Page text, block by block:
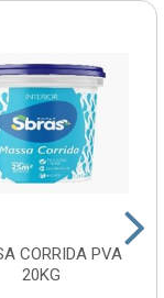
CORRIDA PVA
20KG